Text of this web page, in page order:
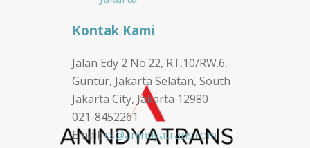
Kontak Kami
Jalan Edy 2 No.22, RT.10/RW.6,
Guntur, Jakarta Selatan, South
Jakarta City, Jakarta 12980
021-8452261
Email:cs@anindyatrans.com